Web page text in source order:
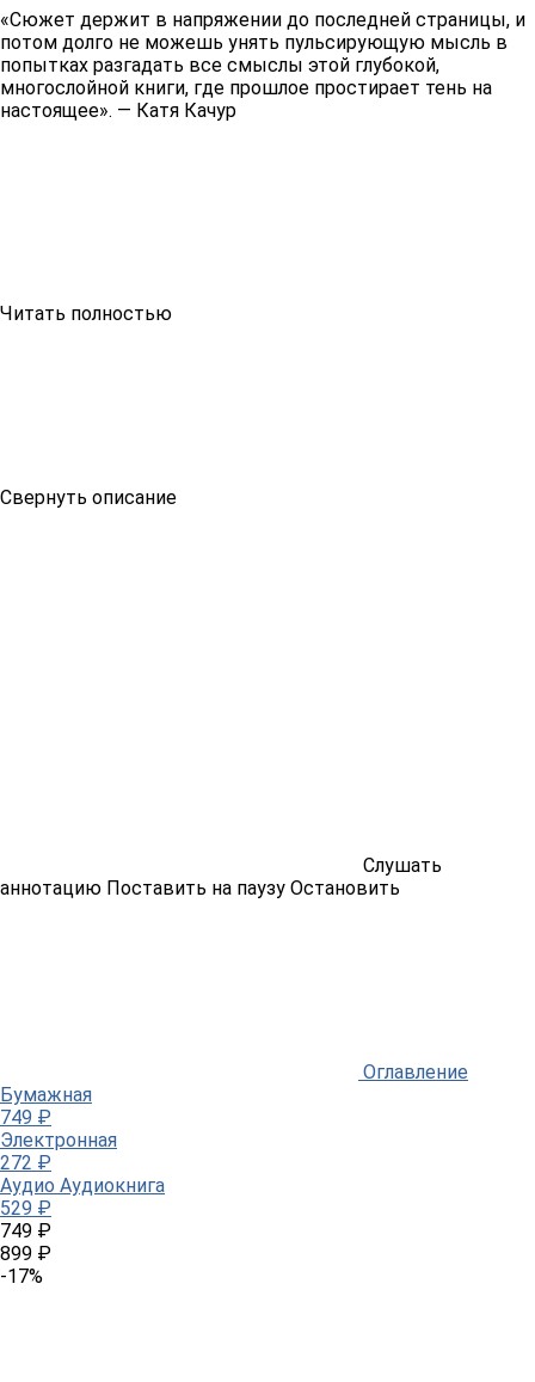
«Сюжет держит в напряжении до последней страницы, и
потом долго не можешь унять пульсирующую мысль в
попытках разгадать все смыслы этой глубокой,
многослойной книги, где прошлое простирает тень на
настоящее». — Катя Качур
Читать полностью
Свернуть описание
Слушать
аннотацию Поставить на паузу Остановить
Оглавление
Бумажная
749 ₽
Электронная
272 ₽
Аудио Аудиокнига
529 ₽
749 ₽
899 ₽
-17%